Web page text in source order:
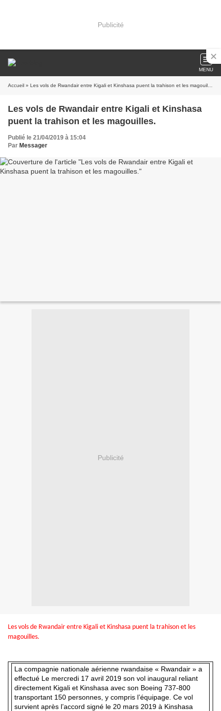
Publicité
MENU
Accueil » Les vols de Rwandair entre Kigali et Kinshasa puent la trahison et les magouilles.
Les vols de Rwandair entre Kigali et Kinshasa
puent la trahison et les magouilles.
Publié le 21/04/2019 à 15:04
Par Messager
Publicité
Les vols de Rwandair entre Kigali et Kinshasa puent la trahison et les
magouilles.
La compagnie nationale aérienne rwandaise « Rwandair » a
effectué Le mercredi 17 avril 2019 son vol inaugural reliant
directement Kigali et Kinshasa avec son Boeing 737-800
transportant 150 personnes, y compris l’équipage. Ce vol
survient après l’accord signé le 20 mars 2019 à Kinshasa